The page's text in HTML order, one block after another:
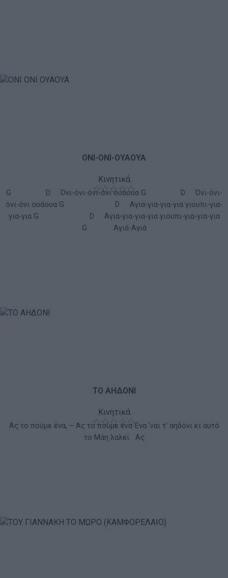
ΟΝΙ-ΟΝΙ-ΟΥΑΟΥΑ
Κινητικά
G D Όνι-όνι-όνι-όνι ουάουα G D Όνι-όνι-
όνι-όνι ουάουα G D Αγια-για-για-για γιουπι-για-
για-για G D Αγια-για-για-για γιουπι-για-για-για
G Αγιά-Αγιά
ΤΟ ΑΗΔΟΝΙ
Κινητικά
Ας το πούμε ένα, – Ας το πούμε ένα Ένα ‘ναι τ’ αηδόνι κι αυτό
το Μάη λαλεί Ας